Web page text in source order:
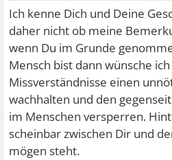
Ich kenne Dich und Deine
daher nicht ob meine
wenn Du im Grunde
Mensch bist dann wünsche
Missverständnisse einen
wachhalten und den
im Menschen versperren.
scheinbar zwischen Dir und
mögen steht.